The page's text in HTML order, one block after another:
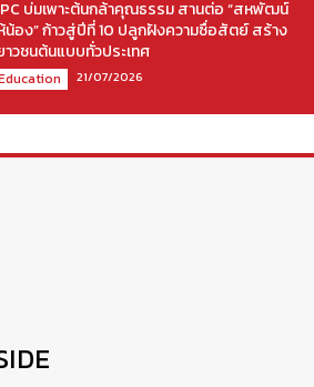
บ่มเพาะต้นกล้าคุณธรรม สานต่อ “สหพัฒน์
น้อง” ก้าวสู่ปีที่ 10 ปลูกฝังความซื่อสัตย์ สร้าง
าวชนต้นแบบทั่วประเทศ
21/07/2026